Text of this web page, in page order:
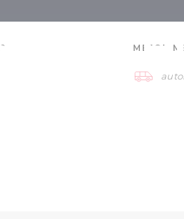
MEJOR